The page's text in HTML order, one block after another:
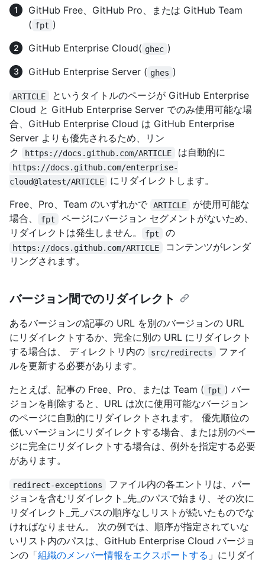
GitHub Free、GitHub Pro、または GitHub Team
( fpt )
GitHub Enterprise Cloud( ghec )
GitHub Enterprise Server ( ghes )
ARTICLE
というタイトルのページが GitHub Enterprise
Cloud と GitHub Enterprise Server でのみ使用可能な場
合、GitHub Enterprise Cloud は GitHub Enterprise
Server よりも優先されるため、リン
ク
https://docs.github.com/ARTICLE は自動的に
https://docs.github.com/enterprise-
cloud@latest/ARTICLE
にリダイレクトします。
Free、Pro、Team のいずれかで
ARTICLE
が使用可能な
場合、
fpt
ページにバージョン セグメントがないため、
リダイレクトは発生しません。
fpt の
https://docs.github.com/ARTICLE
コンテンツがレンダ
リングされます。
バージョン間でのリダイレクト
あるバージョンの記事の URL を別のバージョンの URL
にリダイレクトするか、完全に別の URL にリダイレクト
する場合は、
ディレクトリ内の src/redirects
ファイ
ルを更新する必要があります。
たとえば、記事の Free、Pro、または Team ( fpt ) バー
ジョンを削除すると、URL は次に使用可能なバージョン
のページに自動的にリダイレクトされます。 優先順位の
低いバージョンにリダイレクトする場合、または別のペー
ジに完全にリダイレクトする場合は、例外を指定する必要
があります。
redirect-exceptions
ファイル内の各エントリは、バー
ジョンを含むリダイレクト_先_のパスで始まり、その次に
リダイレクト_元_パスの順序なしリストが続いたものでな
ければなりません。 次の例では、順序が指定されていな
いリスト内のパスは、GitHub Enterprise Cloud バージョ
ンの「組織のメンバー情報をエクスポートする 」にリダイ